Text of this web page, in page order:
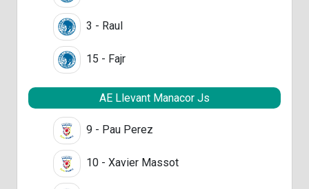
3 - Raul
15 - Fajr
AE Llevant Manacor Js
9 - Pau Perez
10 - Xavier Massot